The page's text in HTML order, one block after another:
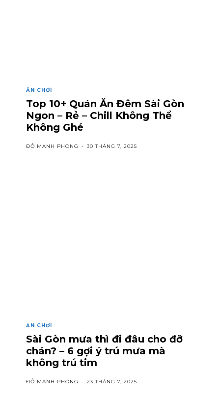
ĂN CHƠI
Top 10+ Quán Ăn Đêm Sài Gòn
Ngon – Rẻ – Chill Không Thể
Không Ghé
ĐỖ MẠNH PHONG - 30 THÁNG 7, 2025
ĂN CHƠI
Sài Gòn mưa thì đi đâu cho đỡ
chán? – 6 gợi ý trú mưa mà
không trú tim
ĐỖ MẠNH PHONG - 23 THÁNG 7, 2025